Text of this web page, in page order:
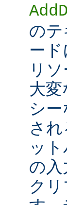
の
ー
リ
大
シ
さ
ッ
の
ク